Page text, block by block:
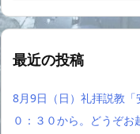
最近の投稿
8月9日（日）礼拝説教
０：３０から。どうぞお